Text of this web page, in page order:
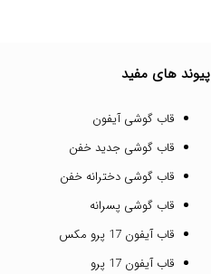
پیوند های مفید
قاب گوشی آیفون
قاب گوشی جدید خفن
قاب گوشی دخترانه خفن
قاب گوشی پسرانه
قاب آیفون 17 پرو مکس
قاب آیفون 17 پرو